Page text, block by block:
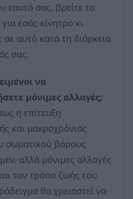
εαυτό σας, βρείτε το
εσάς κίνητρο κι
σε αυτό κατά τη διάρκεια
σας.
να
μόνιμες αλλαγές;
η επίτευξη
και μακροχρόνιας
σωματικού βάρους
αλλά μόνιμες αλλαγές
τον τρόπο ζωής του
θα χρειαστεί να